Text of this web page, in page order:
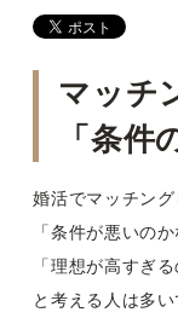
マッチ
「条件
婚活でマッチング
「条件が悪いのか
「理想が高すぎる
と考える人は多い